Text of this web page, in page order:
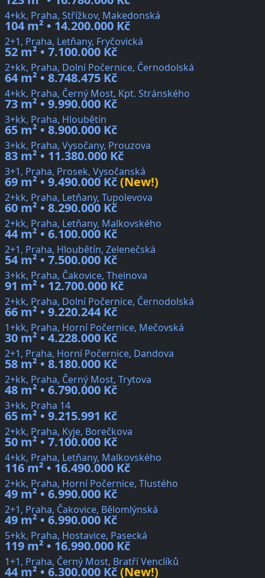
4+kk, Praha, Střížkov, Makedonská
104 m² • 14.200.000 Kč
2+1, Praha, Letňany, Fryčovická
52 m² • 7.100.000 Kč
2+kk, Praha, Dolní Počernice, Černodolská
64 m² • 8.748.475 Kč
4+kk, Praha, Černý Most, Kpt. Stránského
73 m² • 9.990.000 Kč
3+kk, Praha, Hloubětín
65 m² • 8.900.000 Kč
3+kk, Praha, Vysočany, Prouzova
83 m² • 11.380.000 Kč
3+1, Praha, Prosek, Vysočanská
69 m² • 9.490.000 Kč(New!)
2+kk, Praha, Letňany, Tupolevova
60 m² • 8.290.000 Kč
2+kk, Praha, Letňany, Malkovského
44 m² • 6.100.000 Kč
2+1, Praha, Hloubětín, Zelenečská
54 m² • 7.500.000 Kč
3+kk, Praha, Čakovice, Theinova
91 m² • 12.700.000 Kč
2+kk, Praha, Dolní Počernice, Černodolská
66 m² • 9.220.244 Kč
1+kk, Praha, Horní Počernice, Mečovská
30 m² • 4.228.000 Kč
2+1, Praha, Horní Počernice, Dandova
58 m² • 8.180.000 Kč
2+kk, Praha, Černý Most, Trytova
48 m² • 6.790.000 Kč
3+kk, Praha 14
65 m² • 9.215.991 Kč
2+kk, Praha, Kyje, Borečkova
50 m² • 7.100.000 Kč
4+kk, Praha, Letňany, Malkovského
116 m² • 16.490.000 Kč
2+kk, Praha, Horní Počernice, Tlustého
49 m² • 6.990.000 Kč
2+1, Praha, Čakovice, Bělomlýnská
49 m² • 6.990.000 Kč
5+kk, Praha, Hostavice, Pasecká
119 m² • 16.990.000 Kč
1+1, Praha, Černý Most, Bratří Venclíků
44 m² • 6.300.000 Kč(New!)